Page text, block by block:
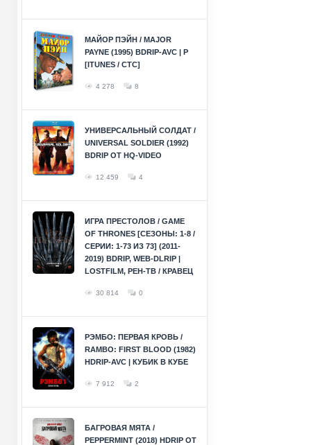
МАЙОР ПЭЙН / MAJOR
PAYNE (1995) BDRIP-AVC | P
[ITUNES / СТС]
4 278 8
УНИВЕРСАЛЬНЫЙ СОЛДАТ /
UNIVERSAL SOLDIER (1992)
BDRIP ОТ HQ-VIDEO
12 459 4
ИГРА ПРЕСТОЛОВ / GAME
OF THRONES [СЕЗОНЫ: 1-8 /
СЕРИИ: 1-73 ИЗ 73] (2011-
2019) BDRIP, WEB-DLRIP |
LOSTFILM, РЕН-ТВ / КРАВЕЦ
30 814 0
РЭМБО: ПЕРВАЯ КРОВЬ /
RAMBO: FIRST BLOOD (1982)
HDRIP-AVC | КУБИК В КУБЕ
7 912 2
БАГРОВАЯ МЯТА /
PEPPERMINT (2018) HDRIP ОТ